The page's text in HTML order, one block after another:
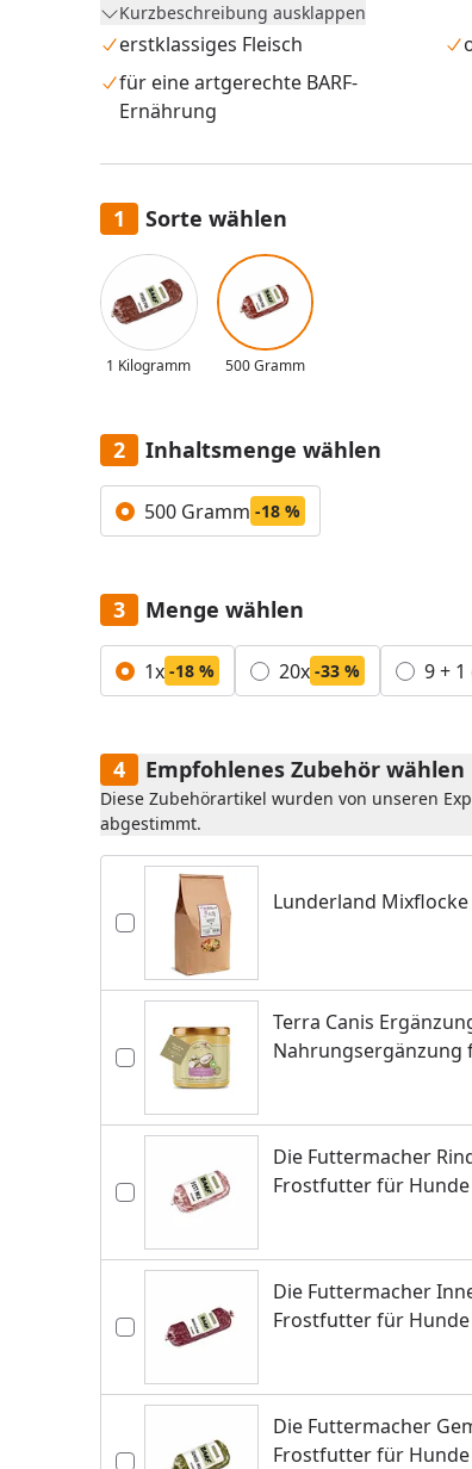
Versandtage sind Montag bis
Versand nur innerhalb Deutschland
Die Lieferung muss beim ersten
Eine Anlieferung an eine Packstation
Widerrufs- und Rückgaberecht ist für
Kurzbeschreibung ausklappen
erstklassiges Fleisch
für eine artgerechte BARF-
Ernährung
Sorte wählen
Alle anzeigen (2)
1 Kilogramm 500 Gramm
Inhaltsmenge wählen
Alle anzeigen (1)
500 Gramm -18 %
Menge wählen
Alle anzeigen (3)
1x -18 % 20x -33 % 9 +
Empfohlenes Zubehör wählen
Diese Zubehörartikel wurden von unseren
abgestimmt.
Lunderland
Terra Canis
Nahrungsergänzung
Die Futtermacher
Frostfutter für Hunde
Die Futtermacher
Frostfutter für Hunde
Die Futtermacher
Frostfutter für Hunde